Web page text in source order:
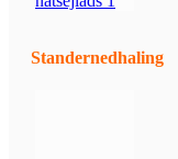
Standernedhaling